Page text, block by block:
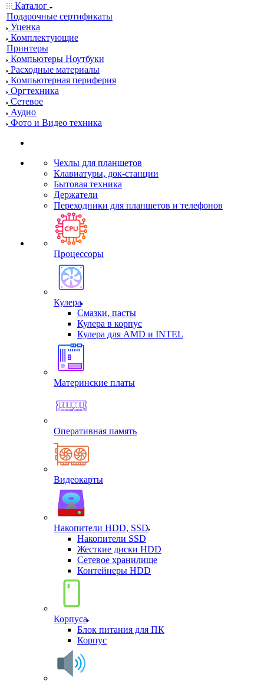
Каталог
Подарочные сертификаты
Уценка
Комплектующие
Принтеры
Компьютеры Ноутбуки
Расходные материалы
Компьютерная периферия
Оргтехника
Сетевое
Аудио
Фото и Видео техника
Чехлы для планшетов
Клавиатуры, док-станции
Бытовая техника
Держатели
Переходники для планшетов и телефонов
Процессоры
Кулера
Смазки, пасты
Кулера в корпус
Кулера для AMD и INTEL
Материнские платы
Оперативная память
Видеокарты
Накопители HDD, SSD
Накопители SSD
Жесткие диски HDD
Сетевое хранилище
Контейнеры HDD
Корпуса
Блок питания для ПК
Корпус